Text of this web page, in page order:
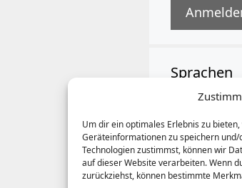
Um dir ein optimales Erlebnis zu
Geräteinformationen zu speichern
Technologien zustimmst, können wir
auf dieser Website verarbeiten. Wenn
zurückziehst, können bestimmte
Sprachen